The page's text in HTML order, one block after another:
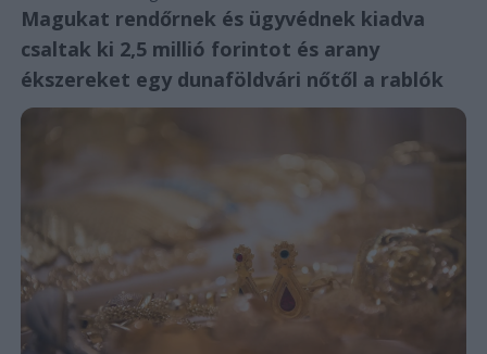
Magukat rendőrnek és ügyvédnek kiadva
csaltak ki 2,5 millió forintot és arany
ékszereket egy dunaföldvári nőtől a rablók